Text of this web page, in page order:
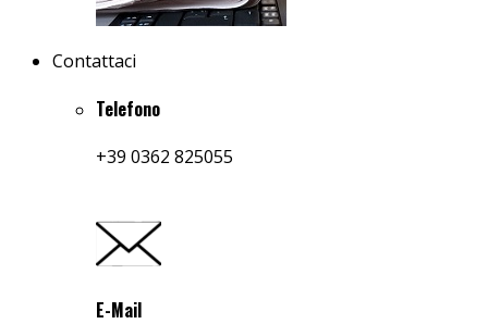
Contattaci
Telefono
+39 0362 825055
E-Mail